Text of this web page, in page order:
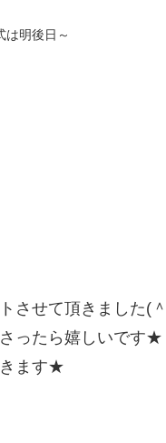
は明後日～
させて頂きました(
ったら嬉しいです★
きます★